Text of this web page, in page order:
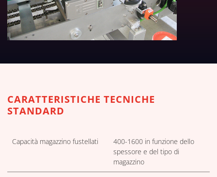
CARATTERISTICHE TECNICHE
STANDARD
Capacità magazzino fustellati
400-1600 in funzione dello
spessore e del tipo di
magazzino